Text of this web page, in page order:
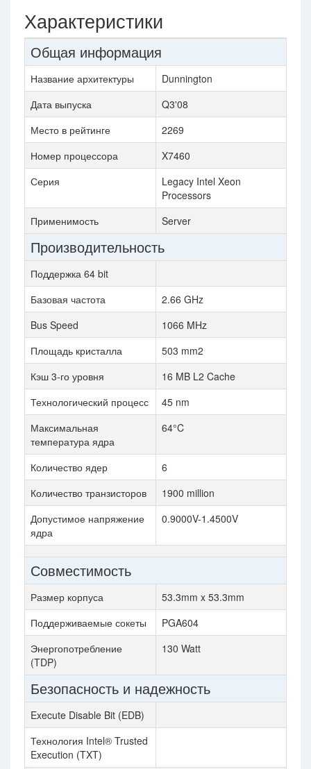
Характеристики
Общая информация
Название архитектуры
Dunnington
Дата выпуска
Q3'08
Место в рейтинге
2269
Номер процессора
X7460
Серия
Legacy Intel Xeon
Processors
Применимость
Server
Производительность
Поддержка 64 bit
Базовая частота
2.66 GHz
Bus Speed
1066 MHz
Площадь кристалла
503 mm2
Кэш 3-го уровня
16 MB L2 Cache
Технологический процесс
45 nm
Максимальная
температура ядра
64°C
Количество ядер
6
Количество транзисторов
1900 million
Допустимое напряжение
ядра
0.9000V-1.4500V
Совместимость
Размер корпуса
53.3mm x 53.3mm
Поддерживаемые сокеты
PGA604
Энергопотребление
(TDP)
130 Watt
Безопасность и надежность
Execute Disable Bit (EDB)
Технология Intel® Trusted
Execution (TXT)